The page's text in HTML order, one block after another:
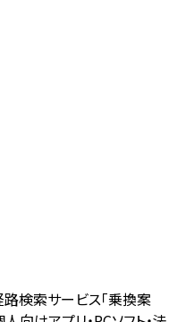
検索サービス「乗換案